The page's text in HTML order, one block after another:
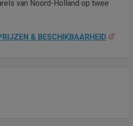
van Noord-Holland op twee
& BESCHIKBAARHEID